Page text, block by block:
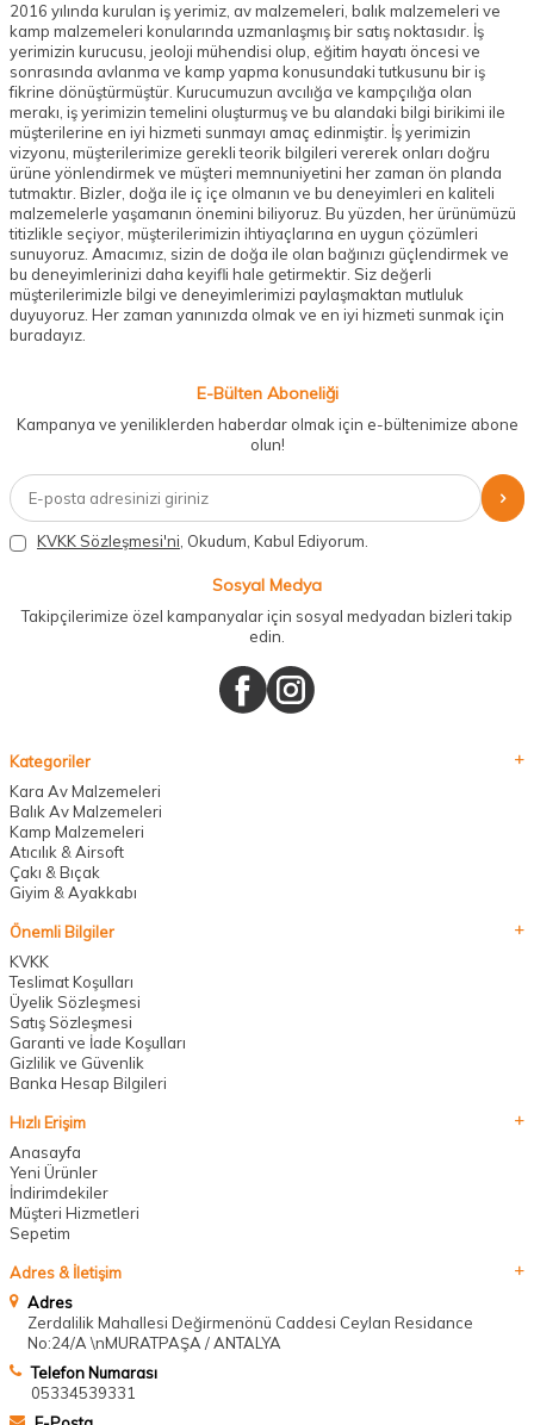
2016 yılında kurulan iş yerimiz, av malzemeleri, balık malzemeleri ve
kamp malzemeleri konularında uzmanlaşmış bir satış noktasıdır. İş
yerimizin kurucusu, jeoloji mühendisi olup, eğitim hayatı öncesi ve
sonrasında avlanma ve kamp yapma konusundaki tutkusunu bir iş
fikrine dönüştürmüştür. Kurucumuzun avcılığa ve kampçılığa olan
merakı, iş yerimizin temelini oluşturmuş ve bu alandaki bilgi birikimi ile
müşterilerine en iyi hizmeti sunmayı amaç edinmiştir. İş yerimizin
vizyonu, müşterilerimize gerekli teorik bilgileri vererek onları doğru
ürüne yönlendirmek ve müşteri memnuniyetini her zaman ön planda
tutmaktır. Bizler, doğa ile iç içe olmanın ve bu deneyimleri en kaliteli
malzemelerle yaşamanın önemini biliyoruz. Bu yüzden, her ürünümüzü
titizlikle seçiyor, müşterilerimizin ihtiyaçlarına en uygun çözümleri
sunuyoruz. Amacımız, sizin de doğa ile olan bağınızı güçlendirmek ve
bu deneyimlerinizi daha keyifli hale getirmektir. Siz değerli
müşterilerimizle bilgi ve deneyimlerimizi paylaşmaktan mutluluk
duyuyoruz. Her zaman yanınızda olmak ve en iyi hizmeti sunmak için
buradayız.
E-Bülten Aboneliği
Kampanya ve yeniliklerden haberdar olmak için e-bültenimize abone
olun!
KVKK Sözleşmesi'ni , Okudum, Kabul Ediyorum.
Sosyal Medya
Takipçilerimize özel kampanyalar için sosyal medyadan bizleri takip
edin.
Kategoriler
Kara Av Malzemeleri
Balık Av Malzemeleri
Kamp Malzemeleri
Atıcılık & Airsoft
Çakı & Bıçak
Giyim & Ayakkabı
Önemli Bilgiler
KVKK
Teslimat Koşulları
Üyelik Sözleşmesi
Satış Sözleşmesi
Garanti ve İade Koşulları
Gizlilik ve Güvenlik
Banka Hesap Bilgileri
Hızlı Erişim
Anasayfa
Yeni Ürünler
İndirimdekiler
Müşteri Hizmetleri
Sepetim
Adres & İletişim
Adres
Zerdalilik Mahallesi Değirmenönü Caddesi Ceylan Residance
No:24/A \nMURATPAŞA / ANTALYA
Telefon Numarası
05334539331